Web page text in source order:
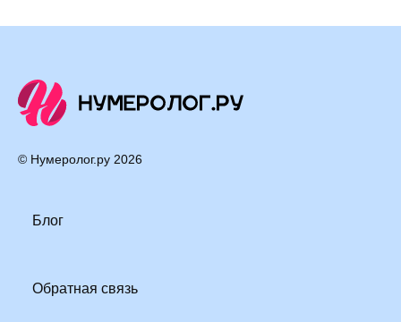
© Нумеролог.ру 2026
Блог
Обратная связь